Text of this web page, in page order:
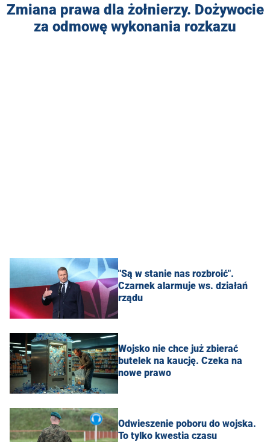
Zmiana prawa dla żołnierzy. Dożywocie
za odmowę wykonania rozkazu
"Są w stanie nas rozbroić".
Czarnek alarmuje ws. działań
rządu
Wojsko nie chce już zbierać
butelek na kaucję. Czeka na
nowe prawo
Odwieszenie poboru do wojska.
To tylko kwestia czasu